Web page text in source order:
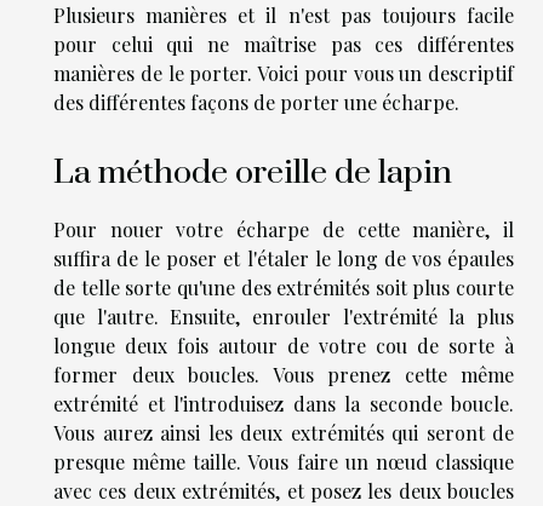
Plusieurs manières et il n'est pas toujours facile
pour celui qui ne maîtrise pas ces différentes
manières de le porter. Voici pour vous un descriptif
des différentes façons de porter une écharpe.
La méthode oreille de lapin
Pour nouer votre écharpe de cette manière, il
suffira de le poser et l'étaler le long de vos épaules
de telle sorte qu'une des extrémités soit plus courte
que l'autre. Ensuite, enrouler l'extrémité la plus
longue deux fois autour de votre cou de sorte à
former deux boucles. Vous prenez cette même
extrémité et l'introduisez dans la seconde boucle.
Vous aurez ainsi les deux extrémités qui seront de
presque même taille. Vous faire un nœud classique
avec ces deux extrémités, et posez les deux boucles